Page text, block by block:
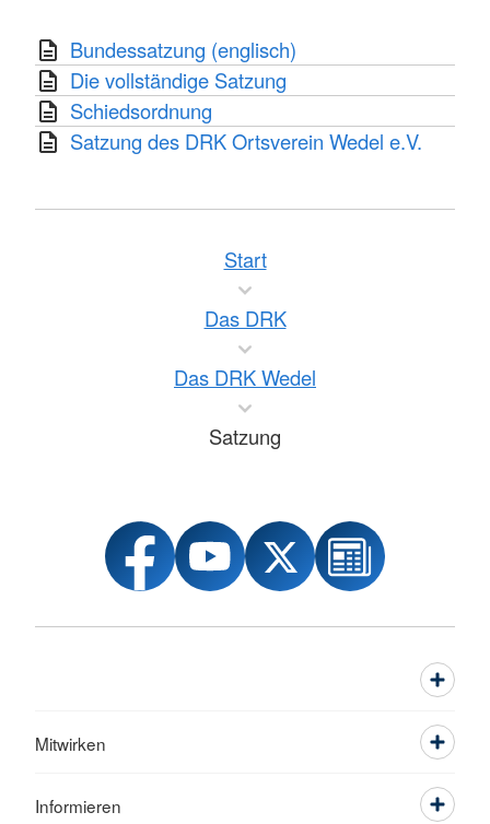
Bundessatzung (englisch)
Die vollständige Satzung
Schiedsordnung
Satzung des DRK Ortsverein Wedel e.V.
Start
Das DRK
Das DRK Wedel
Satzung
Mitwirken
Informieren